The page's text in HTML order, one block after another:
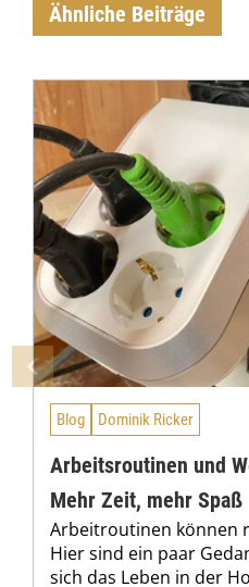
Ähnliche Beiträge
Blog Dominik Ricker
Arbeitsroutinen und
Mehr Zeit, mehr Spaß
Arbeitroutinen können
Hier sind ein paar
sich das Leben in der